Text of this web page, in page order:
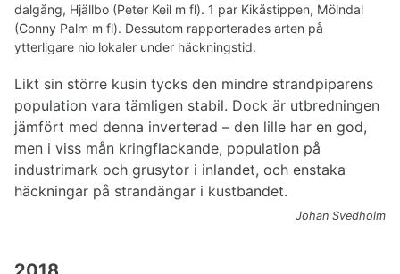
dalgång, Hjällbo (Peter Keil m fl). 1 par Kikåstippen, Mölndal
(Conny Palm m fl). Dessutom rapporterades arten på
ytterligare nio lokaler under häckningstid.
Likt sin större kusin tycks den mindre strandpiparens
population vara tämligen stabil. Dock är utbredningen
jämfört med denna inverterad – den lille har en god,
men i viss mån kringflackande, population på
industrimark och grusytor i inlandet, och enstaka
häckningar på strandängar i kustbandet.
Johan Svedholm